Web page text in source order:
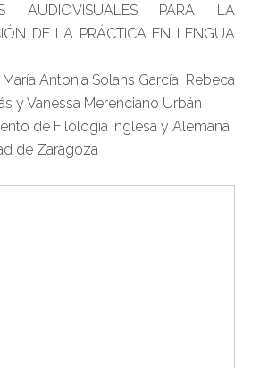
AUDIOVISUALES PARA LA
DE LA PRÁCTICA EN LENGUA
María Antonia Solans García, Rebeca
y Vanessa Merenciano Urbán
de Filología Inglesa y Alemana
de Zaragoza